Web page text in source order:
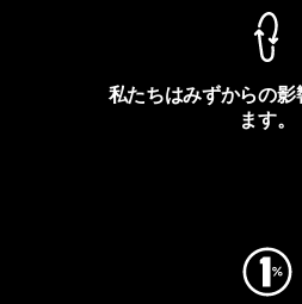
私たちはみずからの
ます。